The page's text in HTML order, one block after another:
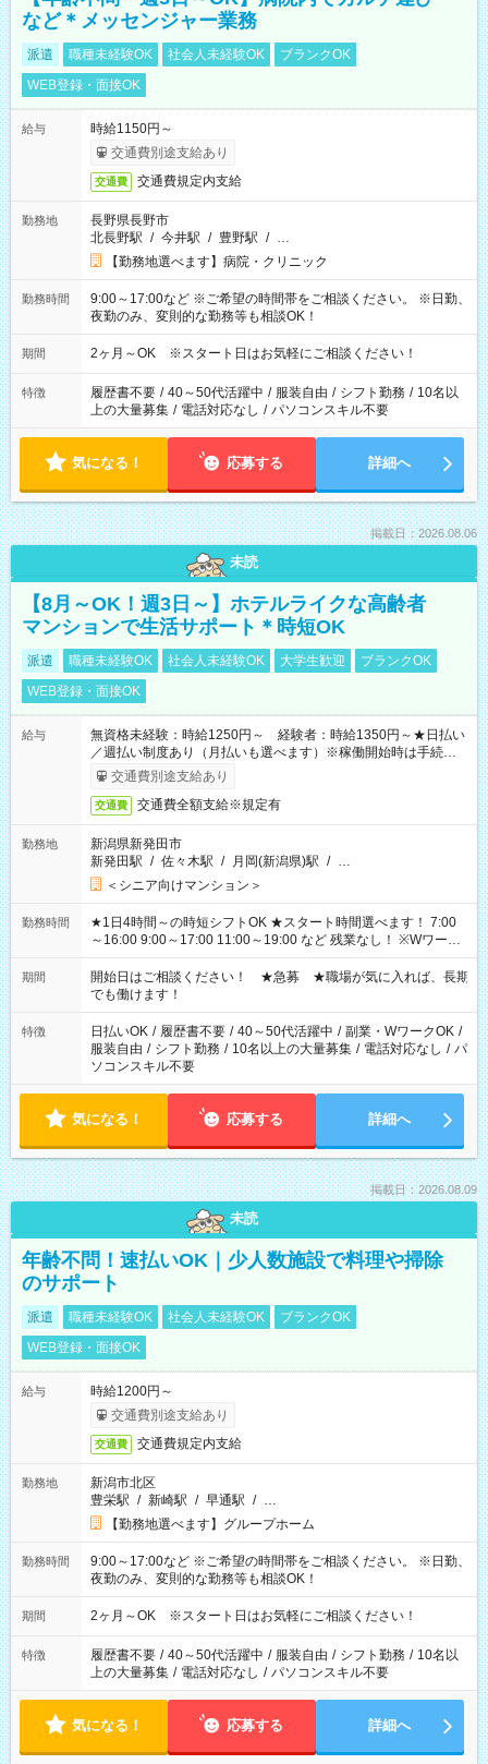
など＊メッセンジャー業務
派遣 職種未経験OK 社会人未経験OK
ブランクOK
WEB登録・面接OK
給与
時給1150円～
交通費別途支給あり
交通費 交通費規定内支給
勤務地
長野県長野市
北長野駅 / 今井駅 / 豊野駅 / …
【勤務地選べます】病院・クリニック
勤務時間
9:00～17:00など ※ご希望の時間帯をご相談ください。 ※日勤、
夜勤のみ、変則的な勤務等も相談OK！
期間 2ヶ月～OK ※スタート日はお気軽にご相談ください！
特徴 履歴書不要 / 40～50代活躍中 / 服装自由 / シフト勤務 / 10名以
上の大量募集 / 電話対応なし / パソコンスキル不要
気になる！ 応募する 詳細へ
掲載日：2026.08.06
未読
【8月～OK！週3日～】ホテルライクな高齢者
マンションで生活サポート＊時短OK
派遣 職種未経験OK 社会人未経験OK 大学生歓迎
ブランクOK
WEB登録・面接OK
給与
無資格未経験：時給1250円～ 経験者：時給1350円～★日払い
／週払い制度あり（月払いも選べます）※稼働開始時は手続き完
了次第のお支払いとなります。
交通費別途支給あり
交通費 交通費全額支給※規定有
勤務地
新潟県新発田市
新発田駅 / 佐々木駅 / 月岡(新潟県)駅 / …
＜シニア向けマンション＞
勤務時間
★1日4時間～の時短シフトOK ★スタート時間選べます！ 7:00
～16:00 9:00～17:00 11:00～19:00 など 残業なし！ ※Wワーク
の場合、他のお仕事と合わせ週40時間超の就業はご案内できま
せん ※法令に基づき、週20時間以上勤務は社会保険への加入対
象となります ※労働者派遣法（日雇い派遣の原則禁止）によ
り、短時間・短期間の就業はご案内が難しい場合があります
期間
開始日はご相談ください！ ★急募 ★職場が気に入れば、長期
でも働けます！
特徴 日払いOK / 履歴書不要 / 40～50代活躍中 / 副業・WワークOK /
服装自由 / シフト勤務 / 10名以上の大量募集 / 電話対応なし / パ
ソコンスキル不要
気になる！ 応募する 詳細へ
掲載日：2026.08.09
未読
年齢不問！速払いOK｜少人数施設で料理や掃除
のサポート
派遣 職種未経験OK 社会人未経験OK
ブランクOK
WEB登録・面接OK
給与
時給1200円～
交通費別途支給あり
交通費 交通費規定内支給
勤務地
新潟市北区
豊栄駅 / 新崎駅 / 早通駅 / …
【勤務地選べます】グループホーム
勤務時間
9:00～17:00など ※ご希望の時間帯をご相談ください。 ※日勤、
夜勤のみ、変則的な勤務等も相談OK！
期間 2ヶ月～OK ※スタート日はお気軽にご相談ください！
特徴 履歴書不要 / 40～50代活躍中 / 服装自由 / シフト勤務 / 10名以
上の大量募集 / 電話対応なし / パソコンスキル不要
気になる！ 応募する 詳細へ